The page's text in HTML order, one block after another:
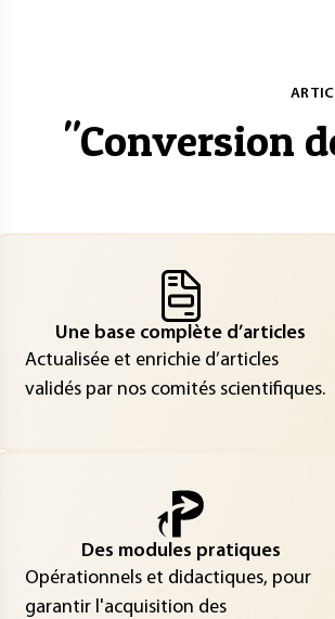
"Conversion
Une base complète d’articles
Actualisée et enrichie d’articles
validés par nos comités scientifiques.
Des modules pratiques
Opérationnels et didactiques, pour
garantir l'acquisition des